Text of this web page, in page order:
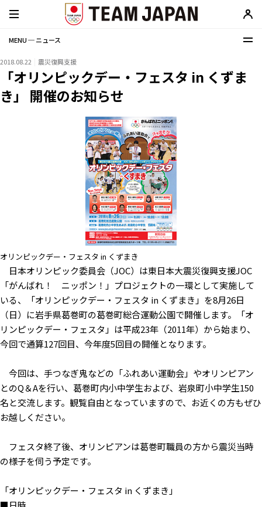
MENU ─ ニュース
2018.08.22 震災復興支援
「オリンピックデー・フェスタ in くずま
き」 開催のお知らせ
オリンピックデー・フェスタ in くずまき
日本オリンピック委員会（JOC）は東日本大震災復興支援JOC
「がんばれ！ ニッポン！」プロジェクトの一環として実施して
いる、「オリンピックデー・フェスタ in くずまき」を8月26日
（日）に岩手県葛巻町の葛巻町総合運動公園で開催します。「オ
リンピックデー・フェスタ」は平成23年（2011年）から始まり、
今回で通算127回目、今年度5回目の開催となります。
今回は、手つなぎ鬼などの「ふれあい運動会」やオリンピアン
とのQ＆Aを行い、葛巻町内小中学生および、岩泉町小中学生150
名と交流します。観覧自由となっていますので、お近くの方もぜひ
お越しください。
フェスタ終了後、オリンピアンは葛巻町職員の方から震災当時
の様子を伺う予定です。
「オリンピックデー・フェスタ in くずまき」